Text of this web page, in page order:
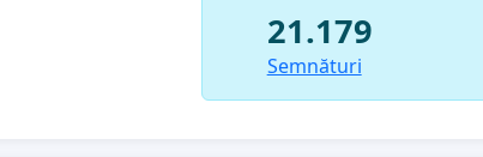
21.179
Semnături